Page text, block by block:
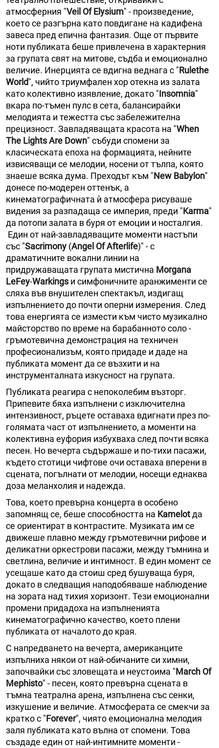
атмосферния "Veil Of Elysium" - произведение,
което се разгърна като повдигане на кадифена
завеса пред епична фантазия. Още от първите
ноти публиката беше привлечена в характерния
за групата свят на митове, съдба и емоционално
величие. Инерцията се вдигна веднага с "Rulethe
World", чийто триумфален хор отекна из залата
като колективно изявление, докато "Insomnia"
вкара по-тъмен пулс в сета, балансирайки
мелодията и тежестта със забележителна
прецизност. Завладяващата красота на "When
The Lights Are Down" събуди спомени за
класическата епоха на формацията, нейните
извисяващи се мелодии, носени от тълпа, която
знаеше всяка дума. Преходът към "New Babylon"
донесе по-модерен оттенък, а
кинематографичната ѝ атмосфера рисуваше
видения за разпадаща се империя, преди "Karma"
да потопи залата в буря от емоции и носталгия.
Един от най-завладяващите моменти настъпи
със "Sacrimony (Angel Of Afterlife)" - с
драматичните вокални линии на
придружаващата групата мистична Morgana
LeFey-Warkings и симфоничните аранжименти се
сляха във внушителен спектакъл, издигащ
изпълнението до почти оперни измерения. След
това енергията се измести към чисто музикално
майсторство по време на барабанното соло -
гръмотевична демонстрация на техничен
професионализъм, която придаде и даде на
публиката момент да се възхити и на
инструменталната изкусност на групата.
Публиката реагира с непоколебим възторг.
Припевите бяха изпълнени с изключителна
интензивност, ръцете оставаха вдигнати през по-
голямата част от изпълнението, а моменти на
колективна еуфория избухваха след почти всяка
песен. Но вечерта съдържаше и по-тихи пасажи,
където стотици чифтове очи оставаха вперени в
сцената, погълнати от мелодии, носещи еднаква
доза меланхолия и надежда.
Това, което превърна концерта в особено
запомнящ се, беше способността на Kamelotда
се ориентират в контрастите. Музиката им се
движеше плавно между гръмотевични рифове и
деликатни оркестрови пасажи, между тъмнина и
светлина, величие и интимност. В един момент се
усещаше като да стоиш сред бушуваща буря,
докато в следващия наподобяваше наблюдение
на зората над тихия хоризонт. Тези емоционални
промени придадоха на изпълненията
кинематографично качество, което плени
публиката от началото до края.
С напредването на вечерта, американците
изпълниха някои от най-обичаните си химни,
започвайки със зловещата и неустоима "March Of
Mephisto" - песен, която превърна сцената в
тъмна театрална арена, изпълнена със сенки,
изкушение и величие. Атмосферата се смекчи за
кратко с "Forever", чиято емоционална мелодия
заля публиката като вълна от спомени. Това
създаде един от най-интимните моменти -